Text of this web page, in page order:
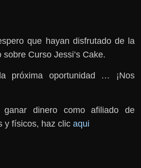
que hayan disfrutado de la
Curso Jessi’s Cake.
próxima oportunidad … ¡Nos
dinero como afiliado de
y físicos, haz clicaqui